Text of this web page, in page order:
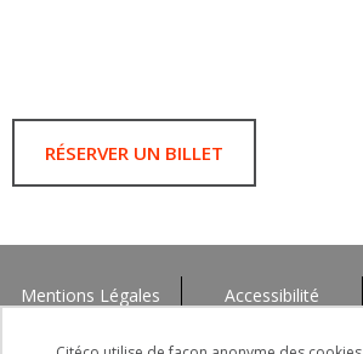
RÉSERVER UN BILLET
Mentions Légales Accessibilité